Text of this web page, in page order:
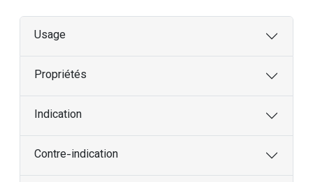
Usage
Propriétés
Indication
Contre-indication